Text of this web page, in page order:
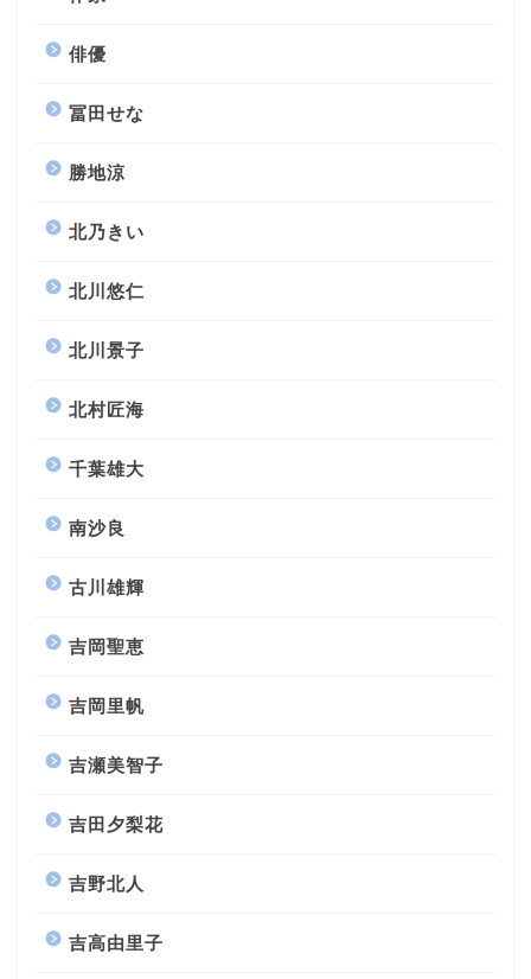
俳優
冨田せな
勝地涼
北乃きい
北川悠仁
北川景子
北村匠海
千葉雄大
南沙良
古川雄輝
吉岡聖恵
吉岡里帆
吉瀬美智子
吉田夕梨花
吉野北人
吉高由里子